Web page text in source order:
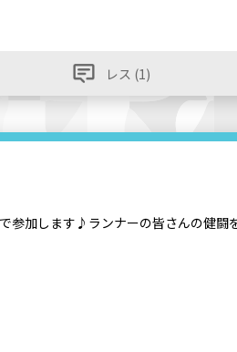
レス (1)
参加します♪ランナーの皆さんの健